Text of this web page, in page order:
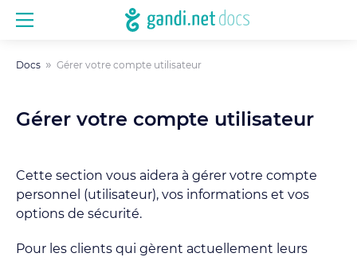
Docs Gérer votre compte utilisateur
Gérer votre compte utilisateur
Cette section vous aidera à gérer votre compte
personnel (utilisateur), vos informations et vos
options de sécurité.
Pour les clients qui gèrent actuellement leurs